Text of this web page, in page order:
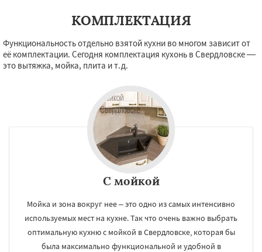
КОМПЛЕКТАЦИЯ
Функциональность отдельно взятой кухни во многом зависит от
её комплектации. Сегодня комплектация кухонь в Свердловске —
это вытяжка, мойка, плита и т.д.
С мойкой
Мойка и зона вокруг нее – это одно из самых интенсивно
используемых мест на кухне. Так что очень важно выбрать
оптимальную кухню с мойкой в Свердловске, которая бы
была максимально функциональной и удобной в